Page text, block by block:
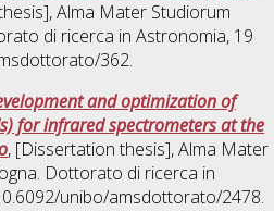
Alma Mater Studiorum
di ricerca inAstronomia, 19
362.
and optimization of
for infrared spectrometers at the
, [Dissertation thesis], Alma Mater
Dottorato di ricerca in
unibo/amsdottorato/2478.